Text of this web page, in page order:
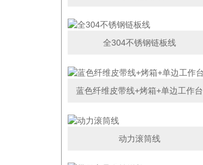
全304不锈钢链板线
蓝色纤维皮带线+烤箱+单边工作台
动力滚筒线